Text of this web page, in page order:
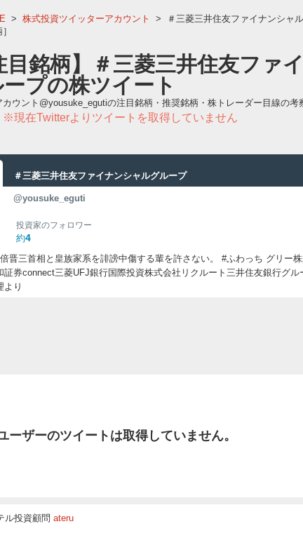
> 株式投資ツイッターアカウント >
＃三菱三井住友ファイナンシャ
目銘柄】＃三菱三井住友ファ
プの株ツイート
ウント@yousuke_egutiの注目銘柄・推奨銘柄・株トレーダー目線の
※現在Twitterよりツイートを取得していません
＃三菱三井住友ファイナンシャルグループ
@yousuke_eguti
投資家のフォロワー
約4
晋三首相と皇族家系を誹謗中傷する輩を許さない。 #ふわっち グリー
証券connect三菱UFJ銀行国際投資株式会社リクルート三井住友銀行グ
より
ーザーのツイートは取得していません。
ル投資顧問 ateru